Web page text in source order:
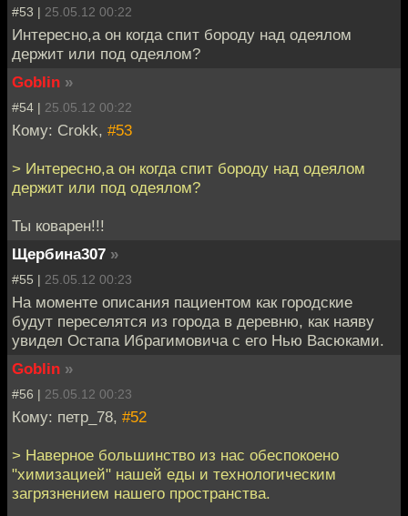
#53 | 25.05.12 00:22
Интересно,а он когда спит бороду над одеялом
держит или под одеялом?
Goblin »
#54 | 25.05.12 00:22
Кому: Crokk, #53
> Интересно,а он когда спит бороду над одеялом
держит или под одеялом?
Ты коварен!!!
Щербина307 »
#55 | 25.05.12 00:23
На моменте описания пациентом как городские
будут переселятся из города в деревню, как наяву
увидел Остапа Ибрагимовича с его Нью Васюками.
Goblin »
#56 | 25.05.12 00:23
Кому: петр_78, #52
> Наверное большинство из нас обеспокоено
"химизацией" нашей еды и технологическим
загрязнением нашего пространства.